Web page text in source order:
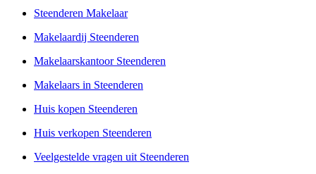
Steenderen Makelaar
Makelaardij Steenderen
Makelaarskantoor Steenderen
Makelaars in Steenderen
Huis kopen Steenderen
Huis verkopen Steenderen
Veelgestelde vragen uit Steenderen